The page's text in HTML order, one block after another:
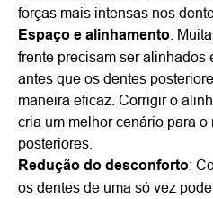
forças mais intensas nos
Espaço e alinhamento:
frente precisam ser alinhados
antes que os dentes
maneira eficaz. Corrigir o
cria um melhor cenário para
posteriores.
Redução do desconforto:
os dentes de uma só vez